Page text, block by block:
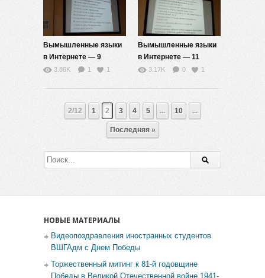
Вымышленные языки
в Интернете — 9
3.86K 1 1
Вымышленные языки
в Интернете — 11
3.17K 0 1
2/12 1 2 3 4 5 ... 10 ...
Последняя »
НОВЫЕ МАТЕРИАЛЫ
Видеопоздравления иностранных студентов
ВШГАдм с Днем Победы
Торжественный митинг к 81-й годовщине
Победы в Великой Отечественной войне 1941-